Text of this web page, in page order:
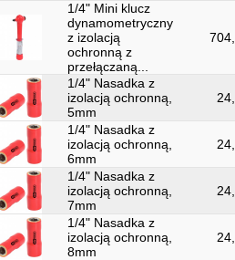
izolacja zanurzeniowa zgodnie z DIN
3120 - ISO 60900
1/4" Mini klucz
dynamometryczny
z izolacją
ochronną z
przełączaną...
1/4" Nasadka z
izolacją ochronną,
5mm
1/4" Nasadka z
izolacją ochronną,
6mm
1/4" Nasadka z
izolacją ochronną,
7mm
1/4" Nasadka z
izolacją ochronną,
8mm